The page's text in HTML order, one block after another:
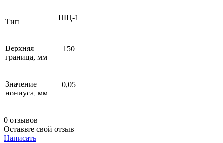
Тип ШЦ-1
Верхняя
граница, мм
150
Значение
нониуса, мм
0,05
0 отзывов
Оставьте свой отзыв
Написать